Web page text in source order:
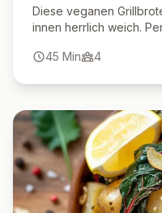
Diese veganen
innen herrlich weich.
45 Min 4